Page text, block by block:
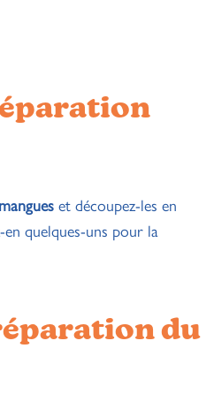
mangues et découpez-les en
quelques-uns pour la
du